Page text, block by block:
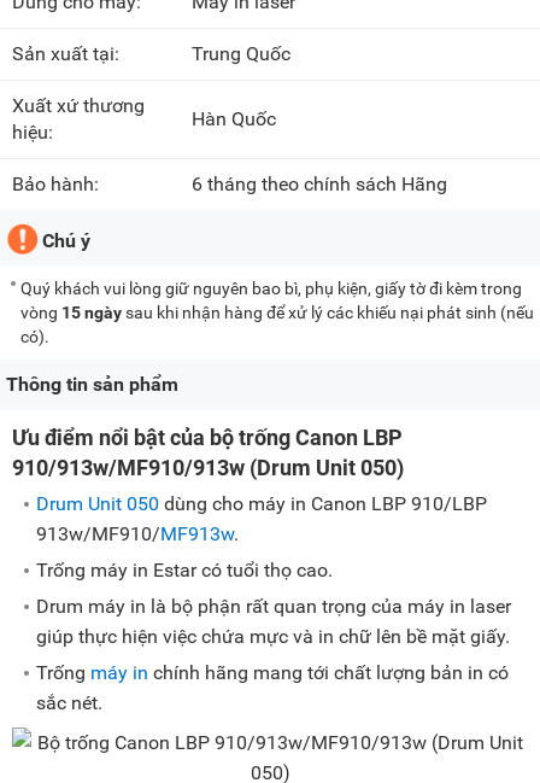
Sản xuất tại: Trung Quốc
Xuất xứ thương
hiệu:
Hàn Quốc
Bảo hành: 6 tháng theo chính sách Hãng
Chú ý
Quý khách vui lòng giữ nguyên bao bì, phụ kiện, giấy tờ đi kèm trong
vòng 15 ngàysau khi nhận hàng để xử lý các khiếu nại phát sinh (nếu
có).
Thông tin sản phẩm
Ưu điểm nổi bật của bộ trống Canon LBP
910/913w/MF910/913w (Drum Unit 050)
Drum Unit 050 dùng cho máy in Canon LBP 910/LBP
913w/MF910/MF913w.
Trống máy in Estar có tuổi thọ cao.
Drum máy in là bộ phận rất quan trọng của máy in laser
giúp thực hiện việc chứa mực và in chữ lên bề mặt giấy.
Trống máy in chính hãng mang tới chất lượng bản in có
sắc nét.